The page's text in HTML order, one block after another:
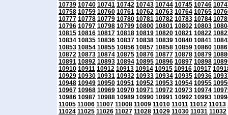
10739 10740 10741 10742 10743 10744 10745 10746
10758 10759 10760 10761 10762 10763 10764 10765
10777 10778 10779 10780 10781 10782 10783 10784
10796 10797 10798 10799 10800 10801 10802 10803
10815 10816 10817 10818 10819 10820 10821 10822
10834 10835 10836 10837 10838 10839 10840 10841
10853 10854 10855 10856 10857 10858 10859 10860
10872 10873 10874 10875 10876 10877 10878 10879
10891 10892 10893 10894 10895 10896 10897 10898
10910 10911 10912 10913 10914 10915 10916 10917
10929 10930 10931 10932 10933 10934 10935 10936
10948 10949 10950 10951 10952 10953 10954 10955
10967 10968 10969 10970 10971 10972 10973 10974
10986 10987 10988 10989 10990 10991 10992 10993
11005 11006 11007 11008 11009 11010 11011 11012 11013
11024 11025 11026 11027 11028 11029 11030 11031 11032